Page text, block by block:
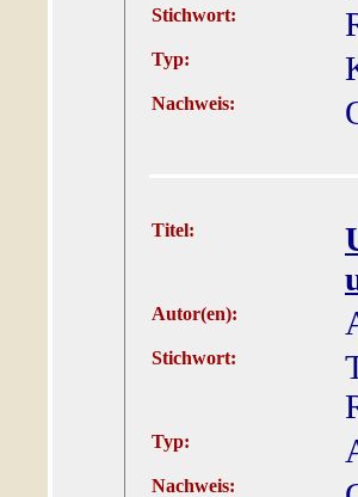
Stichwort:
Typ:
Nachweis:
Titel:
Autor(en):
Stichwort:
Typ:
Nachweis: